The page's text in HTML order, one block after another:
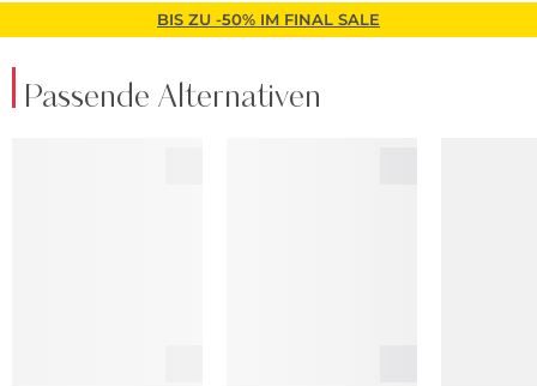
BIS ZU -50% IM FINAL SALE
Passende Alternativen